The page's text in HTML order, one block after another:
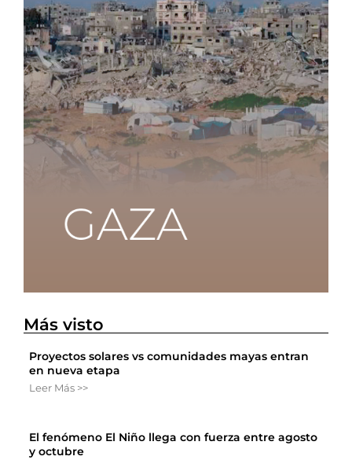
Más visto
Proyectos solares vs comunidades mayas entran
en nueva etapa
Leer Más >>
El fenómeno El Niño llega con fuerza entre agosto
y octubre